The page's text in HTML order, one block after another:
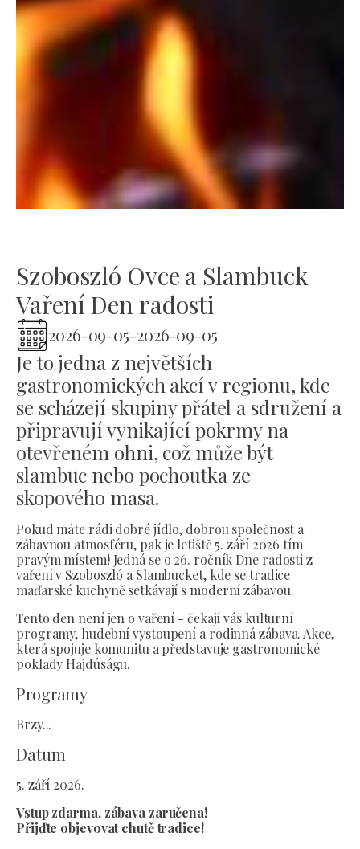
Szoboszló Ovce a Slambuck
Vaření Den radosti
2026-09-05-2026-09-05
Je to jedna z největších
gastronomických akcí v regionu, kde
se scházejí skupiny přátel a sdružení a
připravují vynikající pokrmy na
otevřeném ohni, což může být
slambuc nebo pochoutka ze
skopového masa.
Pokud máte rádi dobré jídlo, dobrou společnost a
zábavnou atmosféru, pak je letiště 5. září 2026 tím
pravým místem! Jedná se o 26. ročník Dne radosti z
vaření v Szoboszló a Slambucket, kde se tradice
maďarské kuchyně setkávají s moderní zábavou.
Tento den není jen o vaření - čekají vás kulturní
programy, hudební vystoupení a rodinná zábava. Akce,
která spojuje komunitu a představuje gastronomické
poklady Hajdúságu.
Programy
Brzy...
Datum
5. září 2026.
Vstup zdarma, zábava zaručena!
Přijďte objevovat chutě tradice!